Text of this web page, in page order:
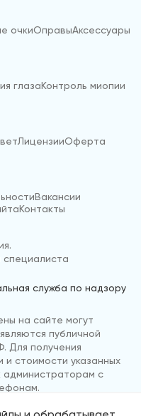
очкиОправыАксессуары
глазаКонтроль миопии
ЛицензииОферта
Вакансии
Контакты
специалиста
служба по надзору
на сайте могут
публичной
Для получения
стоимости указанных
администраторам с